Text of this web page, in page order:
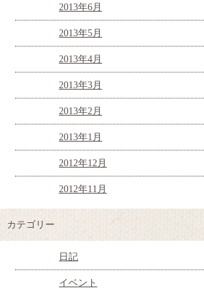
2013年6月
2013年5月
2013年4月
2013年3月
2013年2月
2013年1月
2012年12月
2012年11月
カテゴリー
日記
イベント